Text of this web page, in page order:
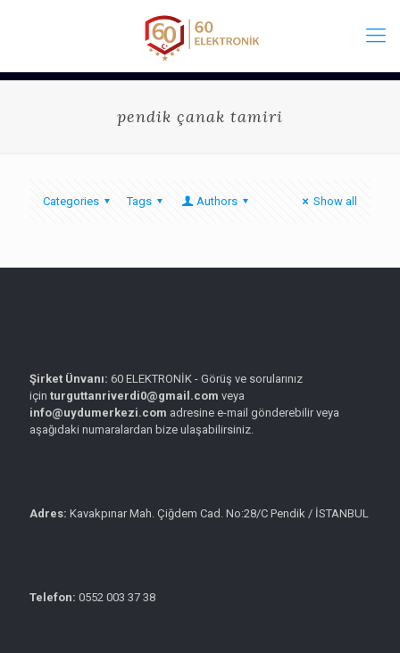
pendik çanak tamiri
Categories Tags Authors Show all
Şirket Ünvanı: 60 ELEKTRONİK - Görüş ve sorularınız
için turguttanriverdi0@gmail.com veya
info@uydumerkezi.com adresine e-mail gönderebilir veya
aşağıdaki numaralardan bize ulaşabilirsiniz.
Adres: Kavakpınar Mah. Çiğdem Cad. No:28/C Pendik / İSTANBUL
Telefon: 0552 003 37 38